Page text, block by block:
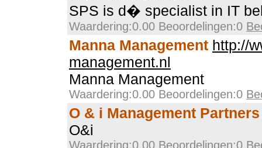
SPS is d� specialist in IT
Waardering:0.00 Beoordelingen:0
Manna Management http://
management.nl
Manna Management
Waardering:0.00 Beoordelingen:0
O & i Management Partners
O&i
Waardering:0.00 Beoordelingen:0